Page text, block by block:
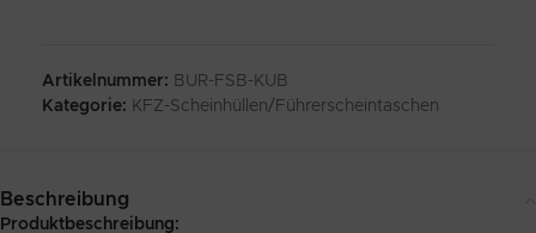
Artikelnummer: BUR-FSB-KUB
Kategorie: KFZ-Scheinhüllen/Führerscheintaschen
Beschreibung
Produktbeschreibung: